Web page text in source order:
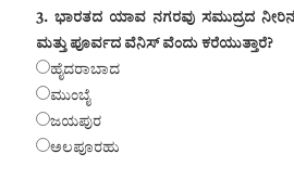
3. ಭಾರತದ ಯಾವ ನಗರವು ಸಮುದ್ರದ
ಮತ್ತು ಪೂರ್ವದ ವೆನಿಸ್ ವೆಂದು ಕರೆಯುತ್ತಾರೆ?
ಹೈದರಾಬಾದ
ಮುಂಬೈ
ಜಯಪುರ
ಅಲಪೂರಹು